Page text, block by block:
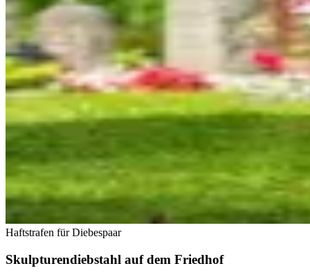
Haftstrafen für Diebespaar
Skulpturendiebstahl auf dem Friedhof